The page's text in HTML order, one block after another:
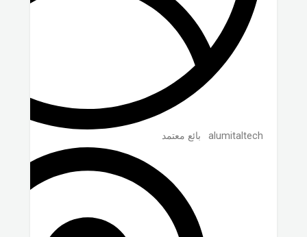
alumitaltech بائع معتمد